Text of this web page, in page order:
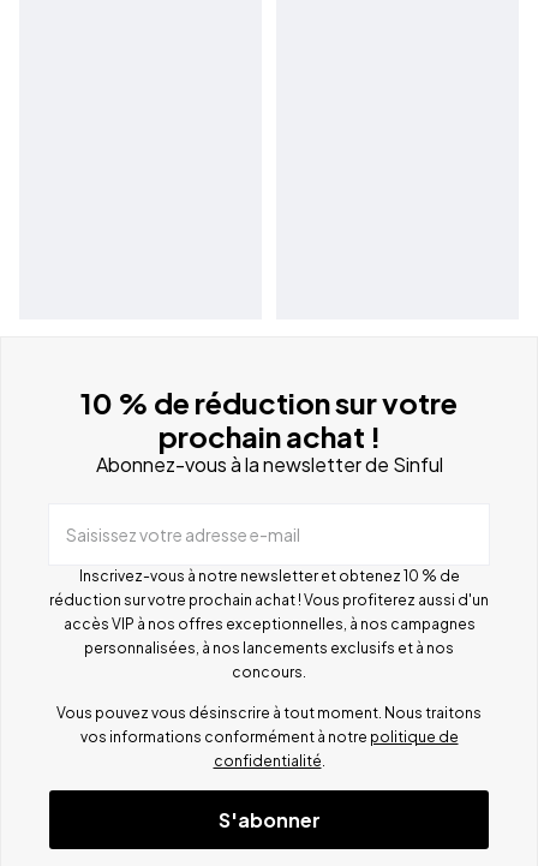
10 % de réduction sur votre
prochain achat !
Abonnez-vous à la newsletter de Sinful
Saisissez votre adresse e-mail
Inscrivez-vous à notre newsletter et obtenez 10 % de
réduction sur votre prochain achat ! Vous profiterez aussi d'un
accès VIP à nos offres exceptionnelles, à nos campagnes
personnalisées, à nos lancements exclusifs et à nos
concours.
Vous pouvez vous désinscrire à tout moment. Nous traitons
vos informations conformément à notre politique de
confidentialité.
S'abonner